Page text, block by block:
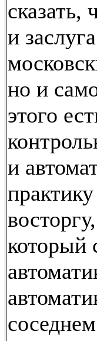
сказать,
и
но и
этого
и